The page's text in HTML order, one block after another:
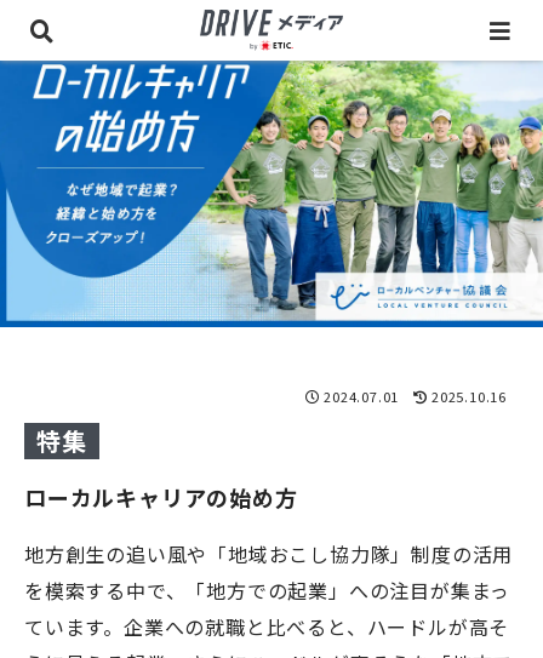
2024.07.01 2025.10.16
特集
ローカルキャリアの始め方
地方創生の追い風や「地域おこし協力隊」制度の活用
を模索する中で、「地方での起業」への注目が集まっ
ています。企業への就職と比べると、ハードルが高そ